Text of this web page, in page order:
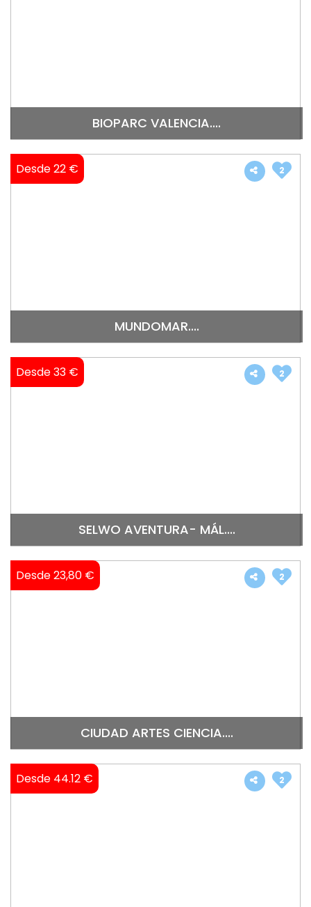
BIOPARC VALENCIA....
Desde 22 €
MUNDOMAR....
2
Desde 33 €
SELWO AVENTURA- MÁL....
2
Desde 23,80 €
CIUDAD ARTES CIENCIA....
2
Desde 44.12 € 2